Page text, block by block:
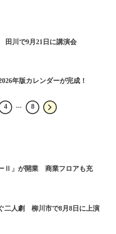
川で9月21日に講演会
年版カレンダーが完成！
4 ... 8
ーⅡ」が開業 商業フロアも充
二人劇 柳川市で8月8日に上演